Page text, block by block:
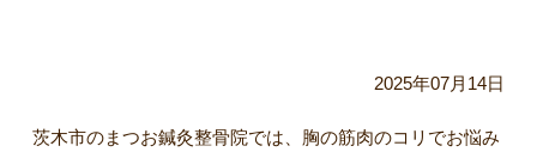
2025年07月14日
茨木市のまつお鍼灸整骨院では、胸の筋肉のコリでお悩み